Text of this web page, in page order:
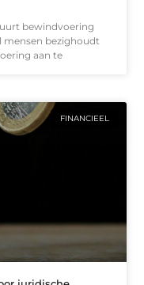
bewindvoering
mensen bezighoudt
aan te
FINANCIEEL